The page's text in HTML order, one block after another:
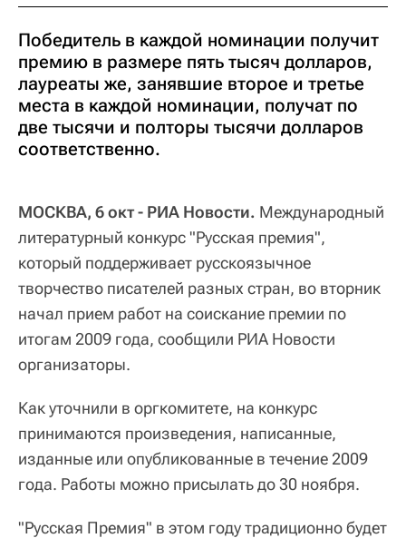
Победитель в каждой номинации получит
премию в размере пять тысяч долларов,
лауреаты же, занявшие второе и третье
места в каждой номинации, получат по
две тысячи и полторы тысячи долларов
соответственно.
МОСКВА, 6 окт - РИА Новости. Международный
литературный конкурс "Русская премия",
который поддерживает русскоязычное
творчество писателей разных стран, во вторник
начал прием работ на соискание премии по
итогам 2009 года, сообщили РИА Новости
организаторы.
Как уточнили в оргкомитете, на конкурс
принимаются произведения, написанные,
изданные или опубликованные в течение 2009
года. Работы можно присылать до 30 ноября.
"Русская Премия" в этом году традиционно будет